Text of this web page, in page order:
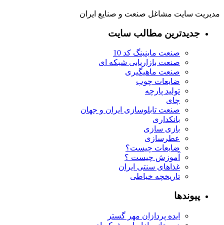
مدیریت سایت مشاغل صنعت و صنایع ایران
جدیدترین مطالب سایت
صنعت ماینینگ کد 10
صنعت بازاریابی شبکه ای
صنعت ماهیگیری
ضایعات چوب
تولید پارچه
چای
صنعت تابلوسازی ایران و جهان
بانکداری
بازی سازی
عطرسازی
ضایعات چیست؟
آموزش چیست ؟
غذاهای سنتی ایران
تاریخچه خیاطی
پیوندها
ایده پردازان مهر گستر